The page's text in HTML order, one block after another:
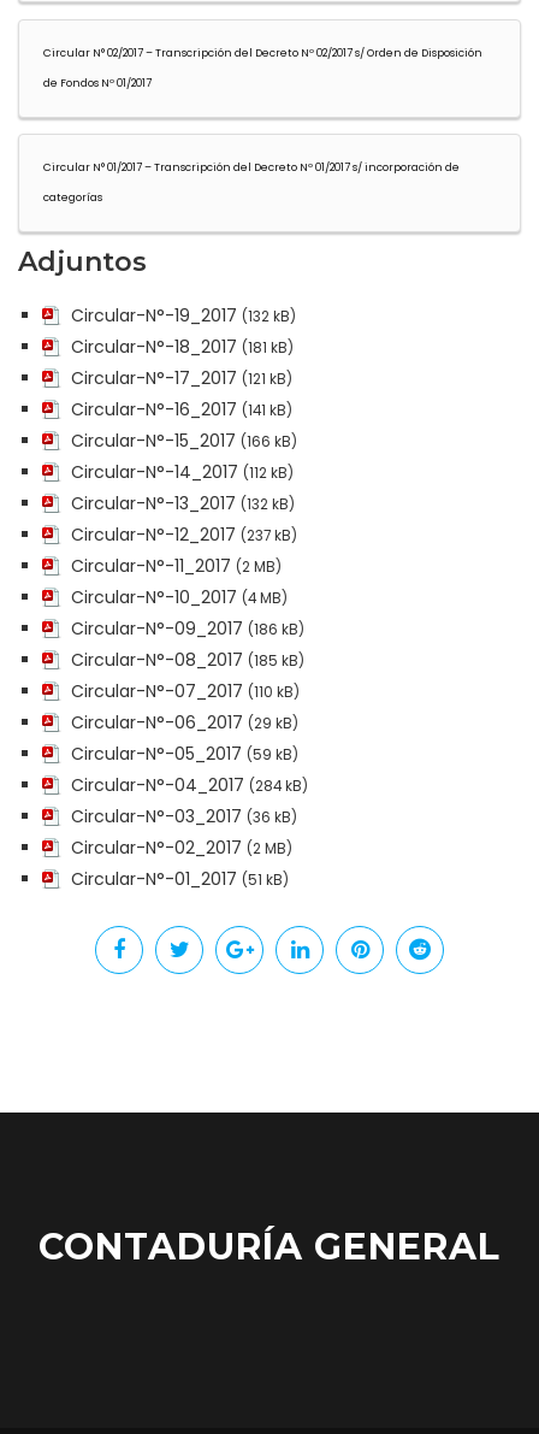
Circular N° 02/2017 – Transcripción del Decreto Nº 02/2017 s/ Orden de Disposición
de Fondos Nº 01/2017
Circular N° 01/2017 – Transcripción del Decreto Nº 01/2017 s/ incorporación de
categorías
Adjuntos
Circular-N°-19_2017 (132 kB)
Circular-N°-18_2017 (181 kB)
Circular-N°-17_2017 (121 kB)
Circular-N°-16_2017 (141 kB)
Circular-N°-15_2017 (166 kB)
Circular-N°-14_2017 (112 kB)
Circular-N°-13_2017 (132 kB)
Circular-N°-12_2017 (237 kB)
Circular-N°-11_2017 (2 MB)
Circular-N°-10_2017 (4 MB)
Circular-N°-09_2017 (186 kB)
Circular-N°-08_2017 (185 kB)
Circular-N°-07_2017 (110 kB)
Circular-N°-06_2017 (29 kB)
Circular-N°-05_2017 (59 kB)
Circular-N°-04_2017 (284 kB)
Circular-N°-03_2017 (36 kB)
Circular-N°-02_2017 (2 MB)
Circular-N°-01_2017 (51 kB)
CONTADURÍA GENERAL